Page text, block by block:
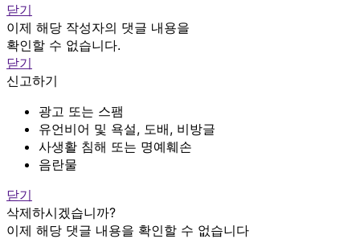
닫기
이제 해당 작성자의 댓글 내용을
확인할 수 없습니다.
닫기
신고하기
광고 또는 스팸
유언비어 및 욕설, 도배, 비방글
사생활 침해 또는 명예훼손
음란물
닫기
삭제하시겠습니까?
이제 해당 댓글 내용을 확인할 수 없습니다